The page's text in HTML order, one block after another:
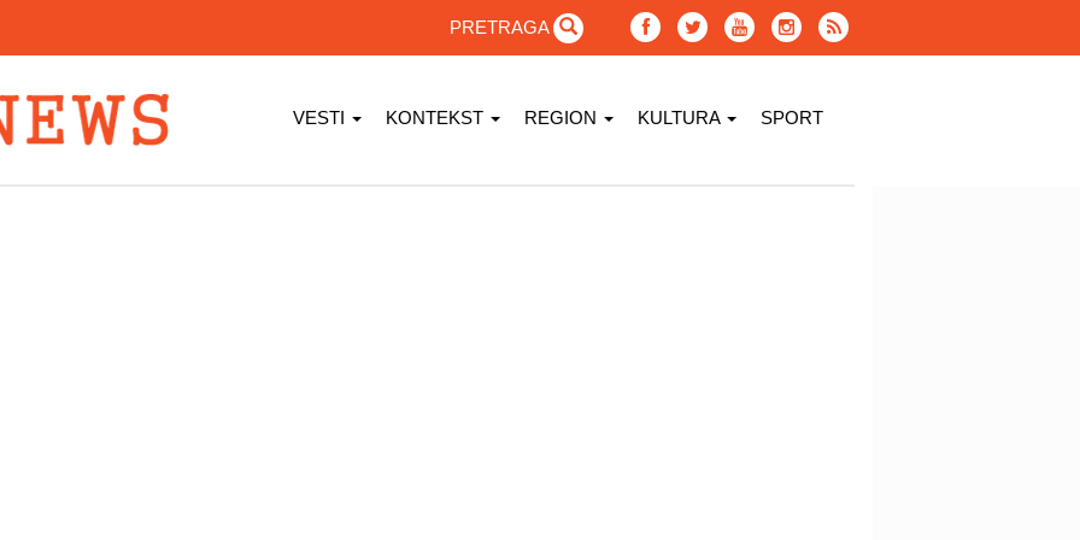
PRETRAGA
VESTI KONTEKST REGION KULTURA SPORT